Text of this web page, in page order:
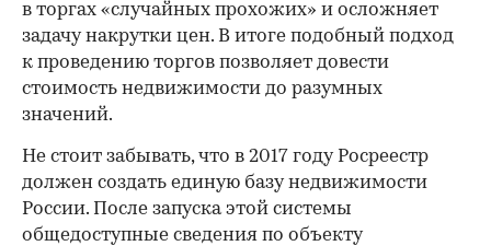
в торгах «случайных прохожих» и осложняет
задачу накрутки цен. В итоге подобный подход
к проведению торгов позволяет довести
стоимость недвижимости до разумных
значений.
Не стоит забывать, что в 2017 году Росреестр
должен создать единую базу недвижимости
России. После запуска этой системы
общедоступные сведения по объекту